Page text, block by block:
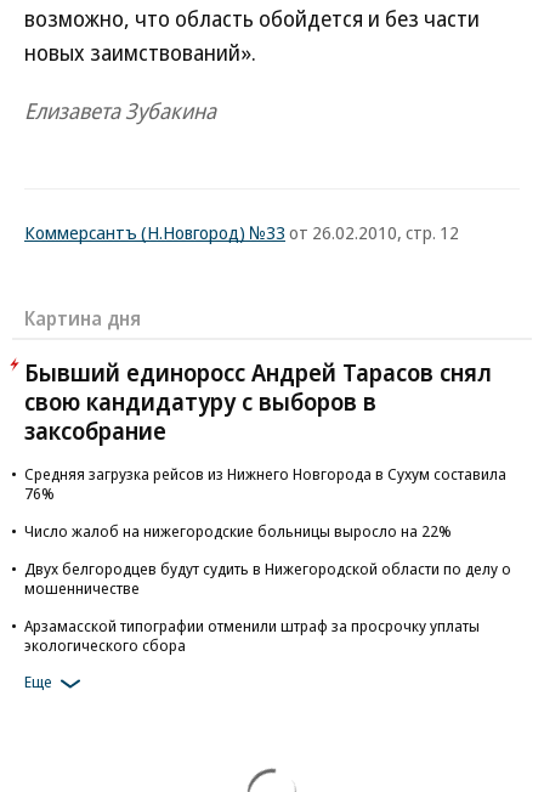
возможно, что область обойдется и без части
новых заимствований».
Елизавета Зубакина
Коммерсантъ (Н.Новгород) №33 от 26.02.2010, стр. 12
Картина дня
Бывший единоросс Андрей Тарасов снял
свою кандидатуру с выборов в
заксобрание
Средняя загрузка рейсов из Нижнего Новгорода в Сухум составила
76%
Число жалоб на нижегородские больницы выросло на 22%
Двух белгородцев будут судить в Нижегородской области по делу о
мошенничестве
Арзамасской типографии отменили штраф за просрочку уплаты
экологического сбора
Еще